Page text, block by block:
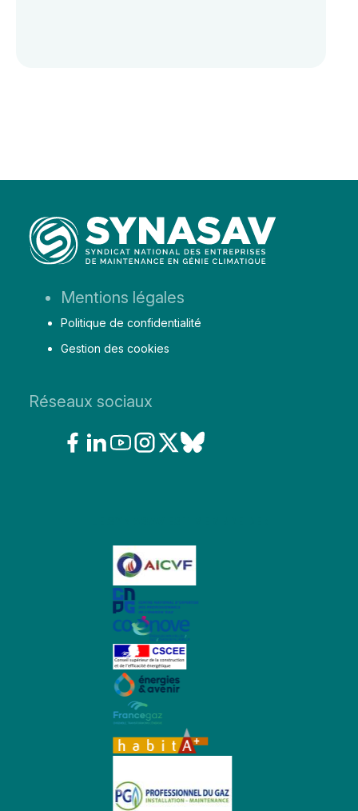
Mentions légales
Politique de confidentialité
Gestion des cookies
Réseaux sociaux